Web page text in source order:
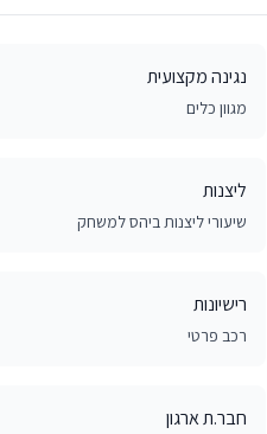
נגינה מקצועית
מגוון כלים
ליצנות
שיעורי ליצנות ביהס למשחק
רישיונות
רכב פרטי
חבר.ת ארגון